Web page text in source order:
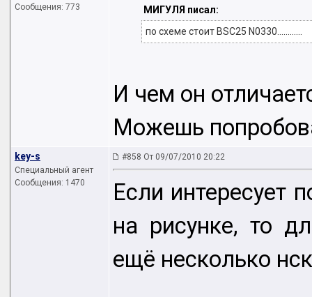
Сообщения: 773
МИГУЛЯ писал:
по схеме стоит BSC25 N0330............
И чем он
Можешь
key-s
Специальный агент
Сообщения: 1470
#858 От 09/07/2010 20:22
Если интересует
на рисунке, то
ещё несколько